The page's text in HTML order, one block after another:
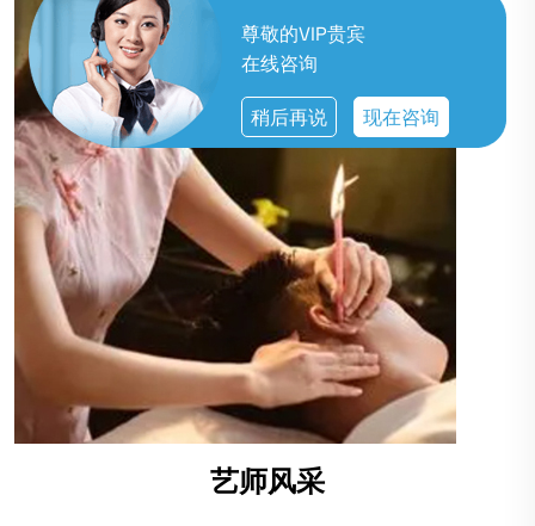
尊敬的VIP贵宾
在线咨询
稍后再说 现在咨询
艺师风采